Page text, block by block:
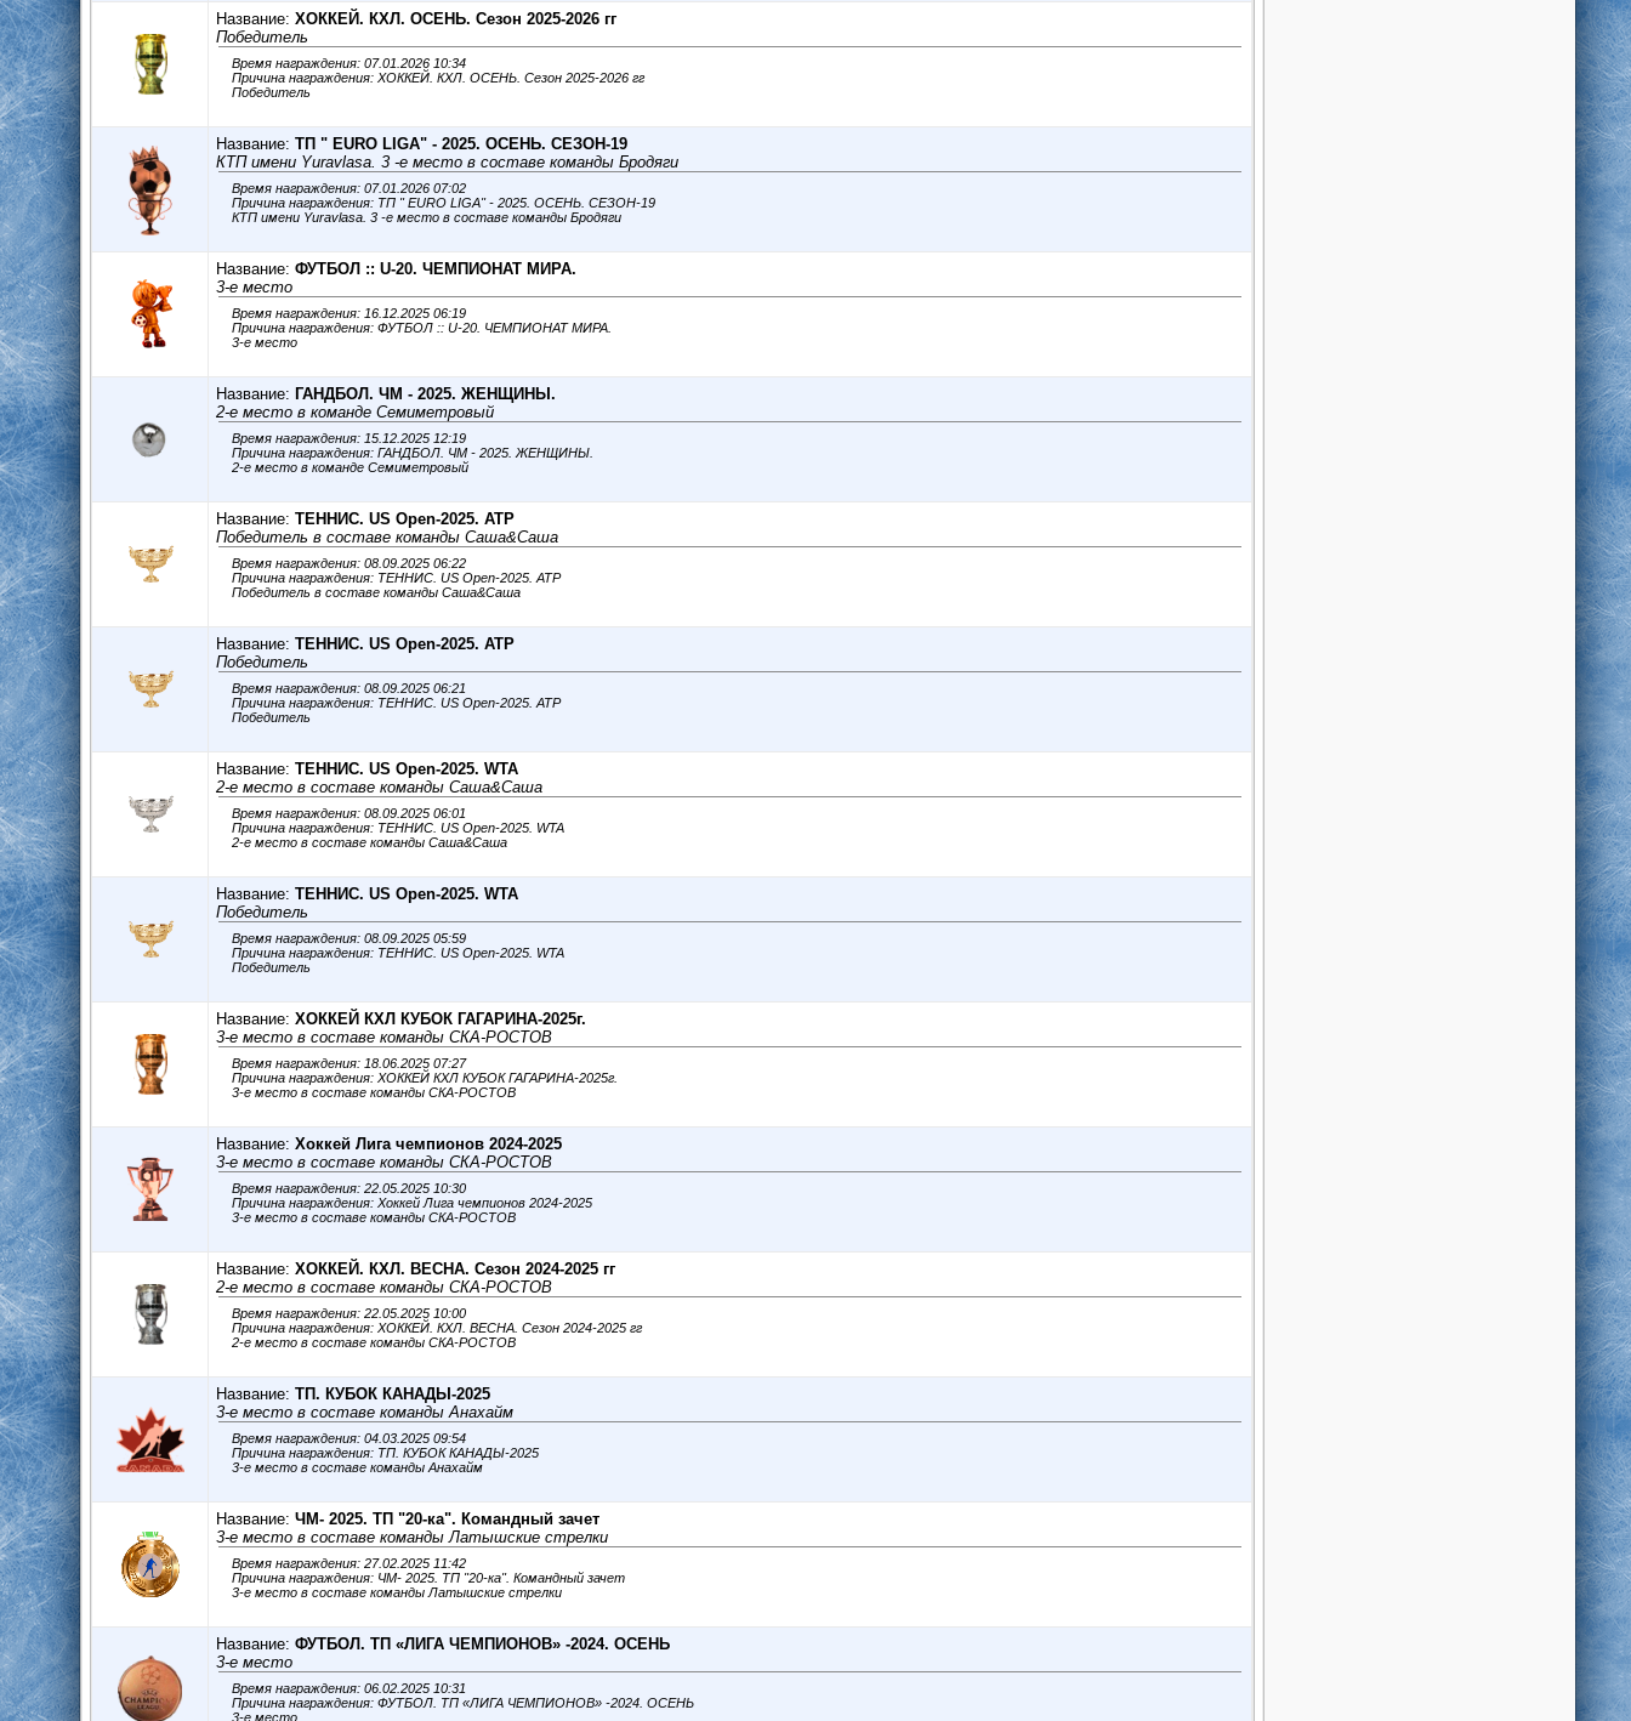
Название: ХОККЕЙ. КХЛ. ОСЕНЬ. Сезон 2025-2026 гг
Победитель
Время награждения: 07.01.2026 10:34
Причина награждения: ХОККЕЙ. КХЛ. ОСЕНЬ. Сезон 2025-2026 гг
Победитель
Название: ТП " ЕURO LIGA" - 2025. ОСЕНЬ. СЕЗОН-19
КТП имени Yuravlasa. 3 -е место в составе команды Бродяги
Время награждения: 07.01.2026 07:02
Причина награждения: ТП " ЕURO LIGA" - 2025. ОСЕНЬ. СЕЗОН-19
КТП имени Yuravlasa. 3 -е место в составе команды Бродяги
Название: ФУТБОЛ :: U-20. ЧЕМПИОНАТ МИРА.
3-е место
Время награждения: 16.12.2025 06:19
Причина награждения: ФУТБОЛ :: U-20. ЧЕМПИОНАТ МИРА.
3-е место
Название: ГАНДБОЛ. ЧМ - 2025. ЖЕНЩИНЫ.
2-е место в команде Семиметровый
Время награждения: 15.12.2025 12:19
Причина награждения: ГАНДБОЛ. ЧМ - 2025. ЖЕНЩИНЫ.
2-е место в команде Семиметровый
Название: ТЕННИС. US Open-2025. ATP
Победитель в составе команды Саша&Саша
Время награждения: 08.09.2025 06:22
Причина награждения: ТЕННИС. US Open-2025. ATP
Победитель в составе команды Саша&Саша
Название: ТЕННИС. US Open-2025. ATP
Победитель
Время награждения: 08.09.2025 06:21
Причина награждения: ТЕННИС. US Open-2025. ATP
Победитель
Название: ТЕННИС. US Open-2025. WTA
2-е место в составе команды Саша&Саша
Время награждения: 08.09.2025 06:01
Причина награждения: ТЕННИС. US Open-2025. WTA
2-е место в составе команды Саша&Саша
Название: ТЕННИС. US Open-2025. WTA
Победитель
Время награждения: 08.09.2025 05:59
Причина награждения: ТЕННИС. US Open-2025. WTA
Победитель
Название: ХОККЕЙ КХЛ КУБОК ГАГАРИНА-2025г.
3-е место в составе команды СКА-РОСТОВ
Время награждения: 18.06.2025 07:27
Причина награждения: ХОККЕЙ КХЛ КУБОК ГАГАРИНА-2025г.
3-е место в составе команды СКА-РОСТОВ
Название: Хоккей Лига чемпионов 2024-2025
3-е место в составе команды СКА-РОСТОВ
Время награждения: 22.05.2025 10:30
Причина награждения: Хоккей Лига чемпионов 2024-2025
3-е место в составе команды СКА-РОСТОВ
Название: ХОККЕЙ. КХЛ. ВЕСНА. Сезон 2024-2025 гг
2-е место в составе команды СКА-РОСТОВ
Время награждения: 22.05.2025 10:00
Причина награждения: ХОККЕЙ. КХЛ. ВЕСНА. Сезон 2024-2025 гг
2-е место в составе команды СКА-РОСТОВ
Название: ТП. КУБОК КАНАДЫ-2025
3-е место в составе команды Анахайм
Время награждения: 04.03.2025 09:54
Причина награждения: ТП. КУБОК КАНАДЫ-2025
3-е место в составе команды Анахайм
Название: ЧМ- 2025. ТП "20-ка". Командный зачет
3-е место в составе команды Латышские стрелки
Время награждения: 27.02.2025 11:42
Причина награждения: ЧМ- 2025. ТП "20-ка". Командный зачет
3-е место в составе команды Латышские стрелки
Название: ФУТБОЛ. ТП «ЛИГА ЧЕМПИОНОВ» -2024. ОСЕНЬ
3-е место
Время награждения: 06.02.2025 10:31
Причина награждения: ФУТБОЛ. ТП «ЛИГА ЧЕМПИОНОВ» -2024. ОСЕНЬ
3-е место